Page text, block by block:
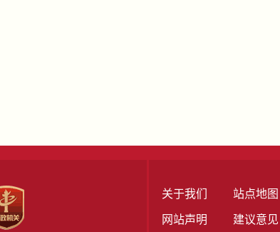
关于我们 站点地图
网站声明 建议意见